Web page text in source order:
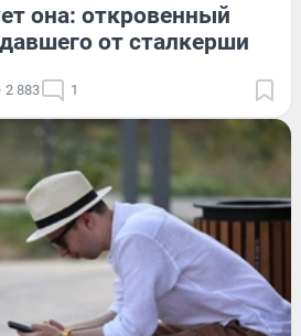
она: откровенный
от сталкерши
2 883 1